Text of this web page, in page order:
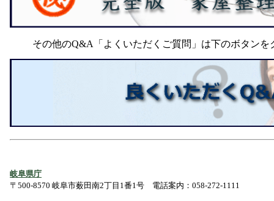
その他のQ&A「よくいただくご質問」は下のボタンを
岐阜県庁
〒500-8570 岐阜市薮田南2丁目1番1号 電話案内：058-272-1111